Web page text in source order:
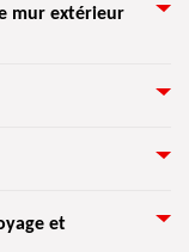
de revivifier et
la façade peut
pour cela qu’elle tient
détériorée. Ces
écaillées. Après une
mur extérieur
de maintenir le bon état
plus faciles à trouver
bons équipements, les
Faites-nous
murs extérieurs d’un
entrepris avec un
critères. Le coût à
à entreprendre. Que
et